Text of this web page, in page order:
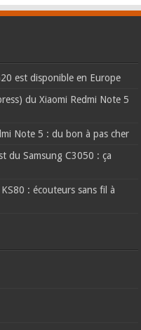
est disponible en Europe
du Xiaomi Redmi Note 5
Note 5 : du bon à pas cher
du Samsung C3050 : ça
: écouteurs sans fil à